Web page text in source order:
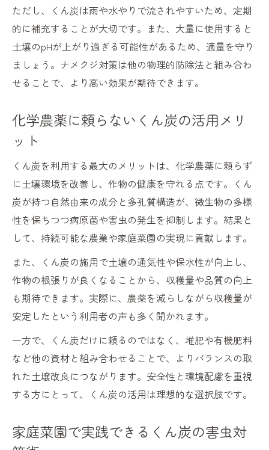
ただし、くん炭は雨や水やりで流されやすいため、定期
的に補充することが大切です。また、大量に使用すると
土壌のpHが上がり過ぎる可能性があるため、適量を守り
ましょう。ナメクジ対策は他の物理的防除法と組み合わ
せることで、より高い効果が期待できます。
化学農薬に頼らないくん炭の活用メリ
ット
くん炭を利用する最大のメリットは、化学農薬に頼らず
に土壌環境を改善し、作物の健康を守れる点です。くん
炭が持つ自然由来の成分と多孔質構造が、微生物の多様
性を保ちつつ病原菌や害虫の発生を抑制します。結果と
して、持続可能な農業や家庭菜園の実現に貢献します。
また、くん炭の施用で土壌の通気性や保水性が向上し、
作物の根張りが良くなることから、収穫量や品質の向上
も期待できます。実際に、農薬を減らしながら収穫量が
安定したという利用者の声も多く聞かれます。
一方で、くん炭だけに頼るのではなく、堆肥や有機肥料
など他の資材と組み合わせることで、よりバランスの取
れた土壌改良につながります。安全性と環境配慮を重視
する方にとって、くん炭の活用は理想的な選択肢です。
家庭菜園で実践できるくん炭の害虫対